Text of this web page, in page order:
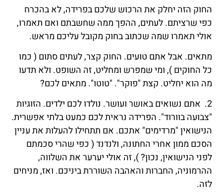
החוק הזה יחלק את הרכוש שלכם בפרידה, לא בהכרח
כפי שרציתם. לעתים, ההפך ממה שחשבתם ואם תאמרו,
אולי תאמרו שמה שכתוב בחוק מקובל עליכם מראש.
מתאים. אבל אתם טועים. החוק קצר, לעתים סתום ( כמו
כל החוקים ), ומי שמפרש ומחליט, זה השופט. ולא תדעו
מה הוא יחליט. קצת "פוקר". "טוטו". מתאים לכם?
2. אתם נשואים באושר ועושר. נולדו לכם ילדים. הזוגיות
"צבועה בוורוד". הפרידה נראית לכם כמעט בלתי אפשרית.
הנישואין "מרדימים" אתכם. אם תתחילו להעלות את עניין
הסכם ממון אחרי החתונה, ולנדנד ( כפי שהרי סכמתם
לפני הנישואין, נכון? ), זה אולי יערער את השלווה,
ההרמוניה, החברות והאהבה השוררת ביניכם. ואז, מניחים
לזה.